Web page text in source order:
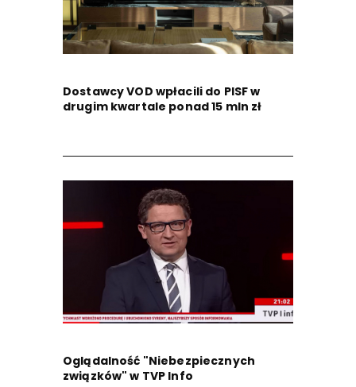
Dostawcy VOD wpłacili do PISF w
drugim kwartale ponad 15 mln zł
Oglądalność "Niebezpiecznych
związków" w TVP Info